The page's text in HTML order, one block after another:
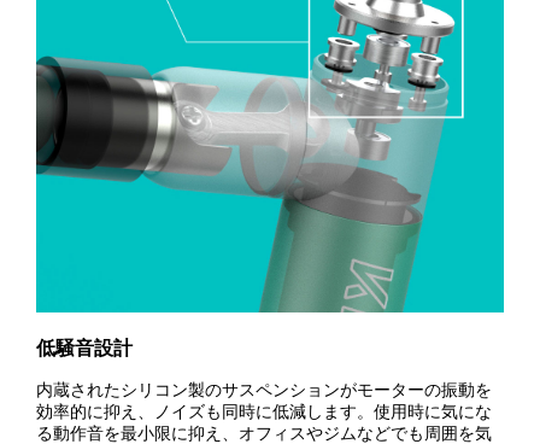
低騒音設計
内蔵されたシリコン製のサスペンションがモーターの振動を
効率的に抑え、ノイズも同時に低減します。使用時に気にな
る動作音を最小限に抑え、オフィスやジムなどでも周囲を気